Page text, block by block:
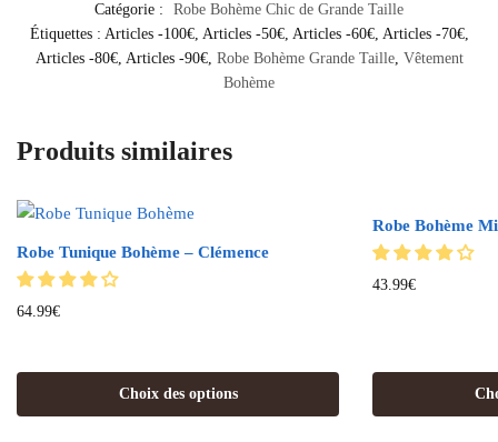
Catégorie :
Robe Bohème Chic de Grande Taille
Étiquettes : Articles -100€, Articles -50€, Articles -60€, Articles -70€,
Articles -80€, Articles -90€, Robe Bohème Grande Taille, Vêtement
Bohème
Produits similaires
Robe Tunique Bohème – Clémence
64.99€
Choix des options
Robe Bohème
43.99€